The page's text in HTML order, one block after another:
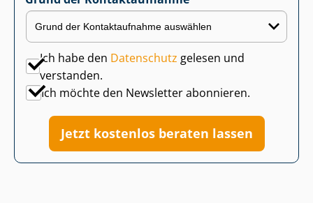
Ich habe den Datenschutz gelesen und
verstanden.
Ich möchte den Newsletter abonnieren.
Jetzt kostenlos beraten lassen